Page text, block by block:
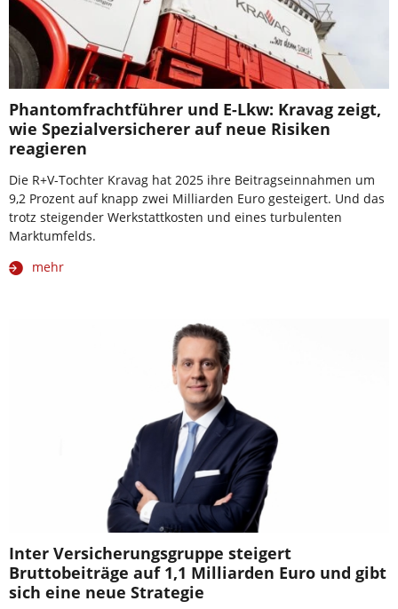
Phantomfrachtführer und E-Lkw: Kravag zeigt,
wie Spezialversicherer auf neue Risiken
reagieren
Die R+V-Tochter Kravag hat 2025 ihre Beitragseinnahmen um
9,2 Prozent auf knapp zwei Milliarden Euro gesteigert. Und das
trotz steigender Werkstattkosten und eines turbulenten
Marktumfelds.
mehr
Inter Versicherungsgruppe steigert
Bruttobeiträge auf 1,1 Milliarden Euro und gibt
sich eine neue Strategie